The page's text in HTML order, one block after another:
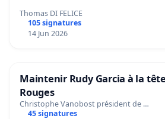
Thomas DI FELICE
105 signatures
14 Jun 2026
Maintenir Rudy Garcia à la
Rouges
Christophe Vanobost président de …
45 signatures